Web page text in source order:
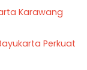
Karawang
Perkuat